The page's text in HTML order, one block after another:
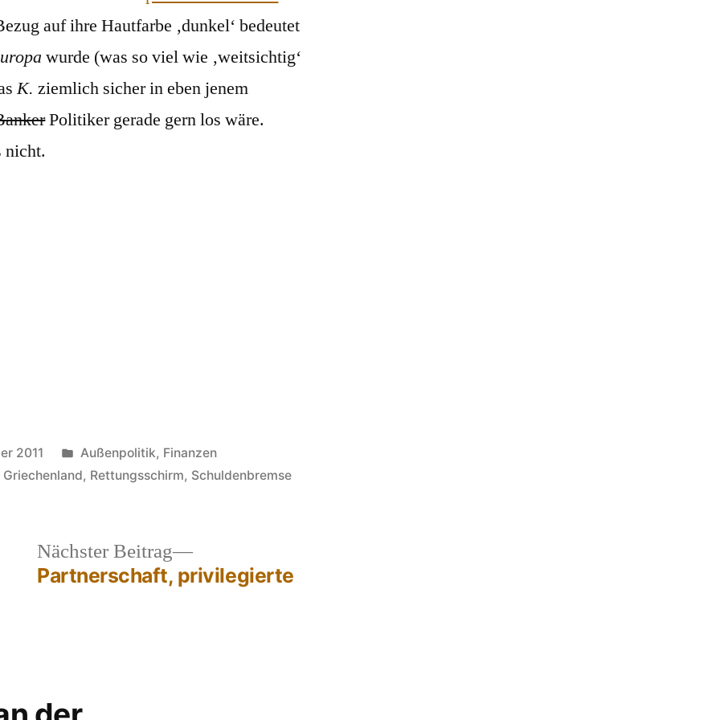
auf ihre Hautfarbe ‚dunkel‘ bedeutet
wurde (was so viel wie ‚weitsichtig‘
K. ziemlich sicher in eben jenem
Politiker gerade gern los wäre.
nicht.
2011
Veröffentlicht
in
Außenpolitik, Finanzen
Griechenland, Rettungsschirm, Schuldenbremse
Nächster Beitrag
Nächster
Beitrag:
Partnerschaft, privilegierte